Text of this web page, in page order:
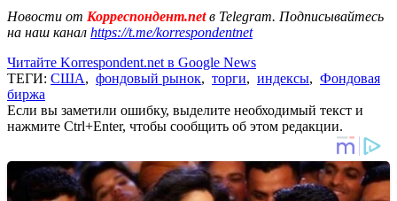
Новости от Корреспондент.netв Telegram. Подписывайтесь
на наш канал https://t.me/korrespondentnet
Читайте Korrespondent.net в Google News
ТЕГИ: США, фондовый рынок, торги, индексы, Фондовая
биржа
Если вы заметили ошибку, выделите необходимый текст и
нажмите Ctrl+Enter, чтобы сообщить об этом редакции.